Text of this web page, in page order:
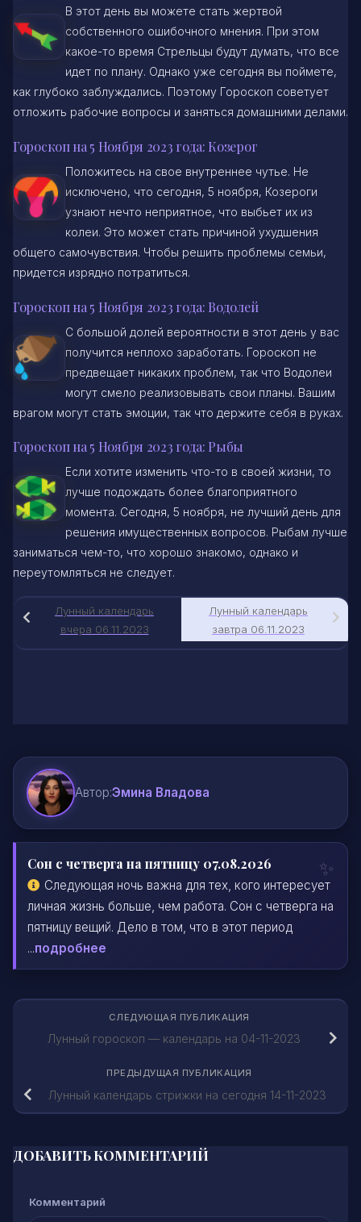
В этот день вы можете стать жертвой
собственного ошибочного мнения. При этом
какое-то время Стрельцы будут думать, что все
идет по плану. Однако уже сегодня вы поймете,
как глубоко заблуждались. Поэтому Гороскоп советует
отложить рабочие вопросы и заняться домашними делами.
Гороскоп на 5 Ноября 2023 года: Козерог
Положитесь на свое внутреннее чутье. Не
исключено, что сегодня, 5 ноября, Козероги
узнают нечто неприятное, что выбьет их из
колеи. Это может стать причиной ухудшения
общего самочувствия. Чтобы решить проблемы семьи,
придется изрядно потратиться.
Гороскоп на 5 Ноября 2023 года: Водолей
С большой долей вероятности в этот день у вас
получится неплохо заработать. Гороскоп не
предвещает никаких проблем, так что Водолеи
могут смело реализовывать свои планы. Вашим
врагом могут стать эмоции, так что держите себя в руках.
Гороскоп на 5 Ноября 2023 года: Рыбы
Если хотите изменить что-то в своей жизни, то
лучше подождать более благоприятного
момента. Сегодня, 5 ноября, не лучший день для
решения имущественных вопросов. Рыбам лучше
заниматься чем-то, что хорошо знакомо, однако и
переутомляться не следует.
Лунный календарь
завтра 06.11.2023
Лунный календарь
вчера 06.11.2023
Автор:Эмина Владова
Сон с четверга на пятницу 07.08.2026
Следующая ночь важна для тех, кого интересует
личная жизнь больше, чем работа. Сон с четверга на
пятницу вещий. Дело в том, что в этот период
...подробнее
СЛЕДУЮЩАЯ ПУБЛИКАЦИЯ
Лунный гороскоп — календарь на 04-11-2023
ПРЕДЫДУЩАЯ ПУБЛИКАЦИЯ
Лунный календарь стрижки на сегодня 14-11-2023
ДОБАВИТЬ КОММЕНТАРИЙ
Комментарий